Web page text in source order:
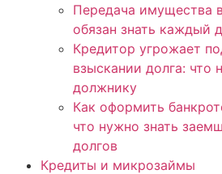
Передача имущества
обязан знать каждый
Кредитор угрожает
взыскании долга: что
должнику
Как оформить
что нужно знать
долгов
Кредиты и микрозаймы